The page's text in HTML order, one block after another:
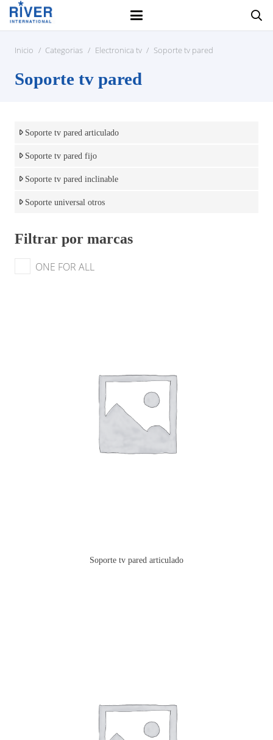
Inicio / Categorias / Electronica tv / Soporte tv pared
Soporte tv pared
Soporte tv pared articulado
Soporte tv pared fijo
Soporte tv pared inclinable
Soporte universal otros
Filtrar por marcas
ONE FOR ALL
Soporte tv pared articulado